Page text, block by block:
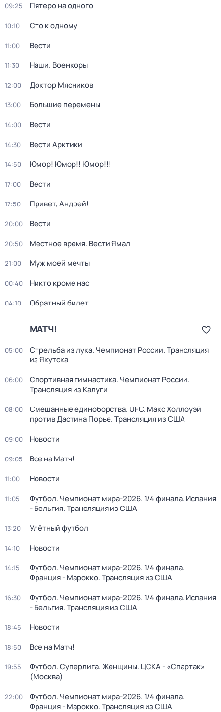
09:25 Пятеро на одного
10:10 Сто к одному
11:00 Вести
11:30 Наши. Военкоры
12:00 Доктор Мясников
13:00 Большие перемены
14:00 Вести
14:30 Вести Арктики
14:50 Юмор! Юмор!! Юмор!!!
17:00 Вести
17:50 Привет, Андрей!
20:00 Вести
20:50 Местное время. Вести Ямал
21:00 Муж моей мечты
00:40 Никто кроме нас
04:10 Обратный билет
МАТЧ!
05:00
Стрельба из лука. Чемпионат России. Трансляция
из Якутска
06:00
Спортивная гимнастика. Чемпионат России.
Трансляция из Калуги
08:00
Смешанные единоборства. UFC. Макс Холлоуэй
против Дастина Порье. Трансляция из США
09:00 Новости
09:05 Все на Матч!
11:00 Новости
11:05
Футбол. Чемпионат мира-2026. 1/4 финала. Испания
- Бельгия. Трансляция из США
13:20 Улётный футбол
14:10 Новости
14:15
Футбол. Чемпионат мира-2026. 1/4 финала.
Франция - Марокко. Трансляция из США
16:30
Футбол. Чемпионат мира-2026. 1/4 финала. Испания
- Бельгия. Трансляция из США
18:45 Новости
18:50 Все на Матч!
19:55
Футбол. Суперлига. Женщины. ЦСКА - «Спартак»
(Москва)
22:00
Футбол. Чемпионат мира-2026. 1/4 финала.
Франция - Марокко. Трансляция из США